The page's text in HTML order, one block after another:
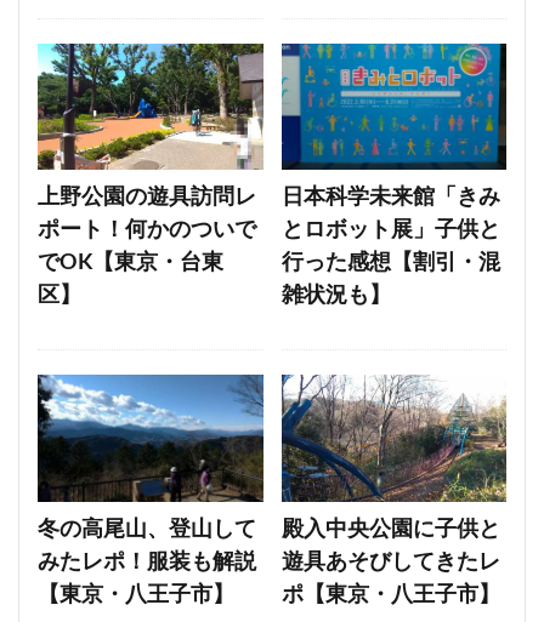
上野公園の遊具訪問レ
ポート！何かのついで
でOK【東京・台東
区】
日本科学未来館「きみ
とロボット展」子供と
行った感想【割引・混
雑状況も】
冬の高尾山、登山して
みたレポ！服装も解説
【東京・八王子市】
殿入中央公園に子供と
遊具あそびしてきたレ
ポ【東京・八王子市】